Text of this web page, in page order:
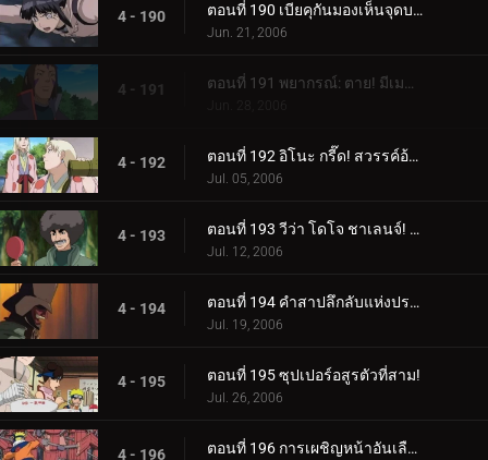
4 - 190 ตอนที่ 190 เบียคุกันมองเห็นจุดบอด!
Jun. 21, 2006
4 - 191
Jun. 28, 2006
4 - 192 ตอนที่ 192 อิโนะ กรี๊ด! สวรรค์อ้วน!
Jul. 05, 2006
4 - 193 ตอนที่ 193 วีว่า โดโจ ชาเลนจ์! เยาวชนเป็นเรื่องของความหลงใหล!
Jul. 12, 2006
4 - 194 ตอนที่ 194 คำสาปลึกลับแห่งปราสาทผีสิง
Jul. 19, 2006
4 - 195 ตอนที่ 195 ซุปเปอร์อสูรตัวที่สาม!
Jul. 26, 2006
4 - 196 ตอนที่ 196 การเผชิญหน้าอันเลือดร้อน: นักเรียนกับอาจารย์